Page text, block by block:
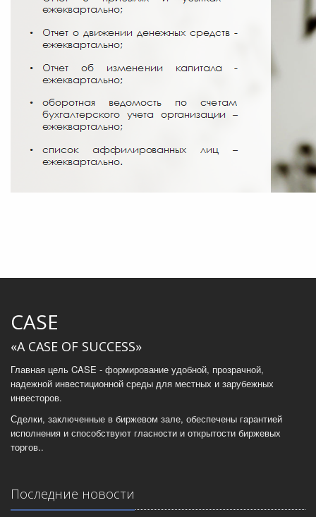
CASE
«A CASE OF SUCCESS»
Главная цель CASE - формирование удобной, прозрачной,
надежной инвестиционной среды для местных и зарубежных
инвесторов.
Сделки, заключенные в биржевом зале, обеспечены гарантией
исполнения и способствуют гласности и открытости биржевых
торгов..
Последние новости